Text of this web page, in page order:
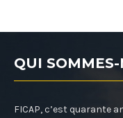
QUI
FICAP, c’est quarante